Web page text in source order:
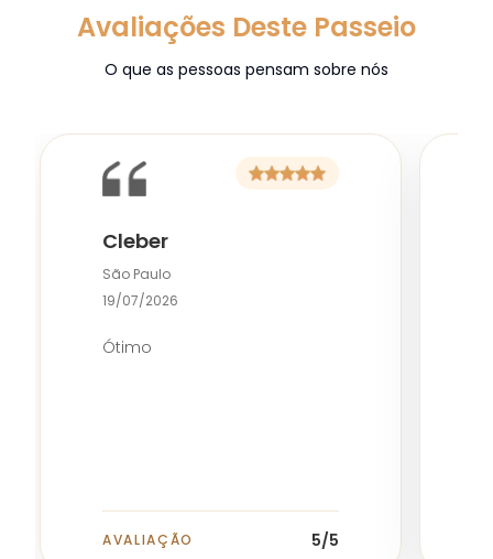
Avaliações Deste Passeio
O que as pessoas pensam sobre nós
Cleber
São Paulo
19/07/2026
Ótimo
AVALIAÇÃO 5/5